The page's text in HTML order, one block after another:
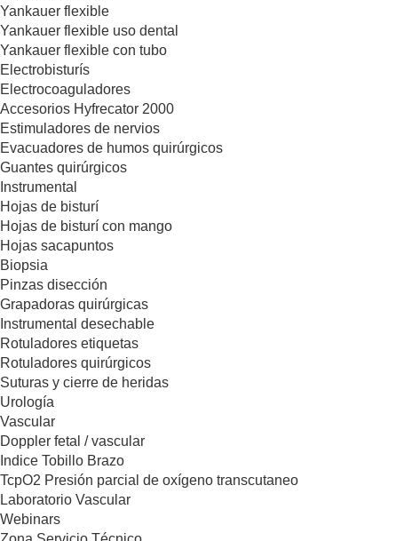
Yankauer flexible
Yankauer flexible uso dental
Yankauer flexible con tubo
Electrobisturís
Electrocoaguladores
Accesorios Hyfrecator 2000
Estimuladores de nervios
Evacuadores de humos quirúrgicos
Guantes quirúrgicos
Instrumental
Hojas de bisturí
Hojas de bisturí con mango
Hojas sacapuntos
Biopsia
Pinzas disección
Grapadoras quirúrgicas
Instrumental desechable
Rotuladores etiquetas
Rotuladores quirúrgicos
Suturas y cierre de heridas
Urología
Vascular
Doppler fetal / vascular
Indice Tobillo Brazo
TcpO2 Presión parcial de oxígeno transcutaneo
Laboratorio Vascular
Webinars